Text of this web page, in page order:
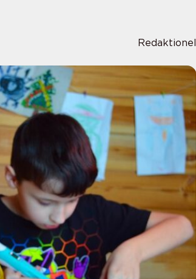
Redaktionel